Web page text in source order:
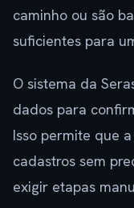
caminho ou são
suficientes para
O sistema da
dados para
Isso permite que
cadastros sem
exigir etapas